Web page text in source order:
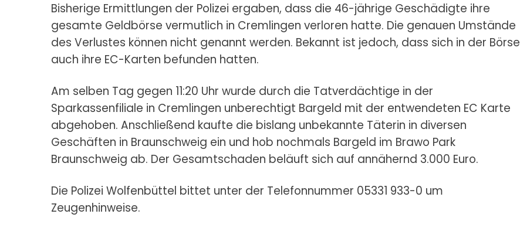
Bisherige Ermittlungen der Polizei ergaben, dass die 46-jährige Geschädigte ihre
gesamte Geldbörse vermutlich in Cremlingen verloren hatte. Die genauen Umstände
des Verlustes können nicht genannt werden. Bekannt ist jedoch, dass sich in der Börse
auch ihre EC-Karten befunden hatten.
Am selben Tag gegen 11:20 Uhr wurde durch die Tatverdächtige in der
Sparkassenfiliale in Cremlingen unberechtigt Bargeld mit der entwendeten EC Karte
abgehoben. Anschließend kaufte die bislang unbekannte Täterin in diversen
Geschäften in Braunschweig ein und hob nochmals Bargeld im Brawo Park
Braunschweig ab. Der Gesamtschaden beläuft sich auf annähernd 3.000 Euro.
Die Polizei Wolfenbüttel bittet unter der Telefonnummer 05331 933-0 um
Zeugenhinweise.